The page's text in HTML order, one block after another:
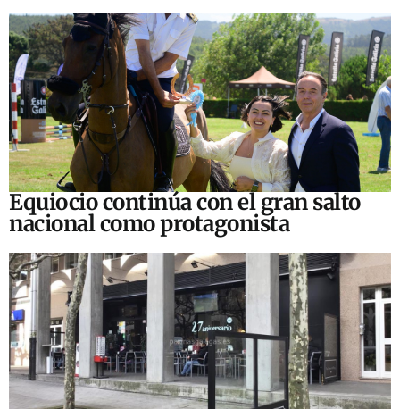
Equiocio continúa con el gran salto
nacional como protagonista